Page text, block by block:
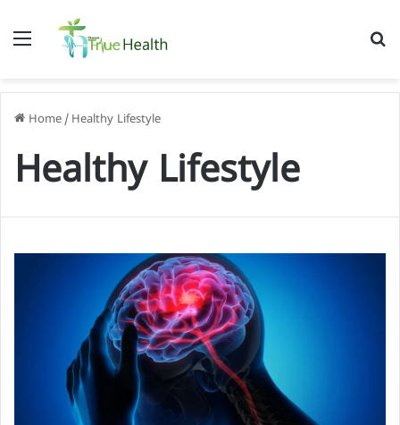
Menu
Home / Healthy Lifestyle
Healthy Lifestyle